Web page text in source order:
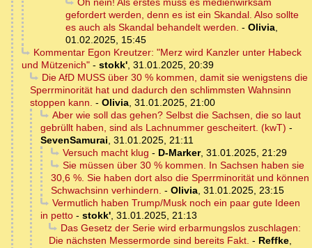
Oh nein! Als erstes muss es medienwirksam
gefordert werden, denn es ist ein Skandal. Also sollte
es auch als Skandal behandelt werden. - Olivia,
01.02.2025, 15:45
Kommentar Egon Kreutzer: "Merz wird Kanzler unter Habeck
und Mützenich" - stokk', 31.01.2025, 20:39
Die AfD MUSS über 30 % kommen, damit sie wenigstens die
Sperrminorität hat und dadurch den schlimmsten Wahnsinn
stoppen kann. - Olivia, 31.01.2025, 21:00
Aber wie soll das gehen? Selbst die Sachsen, die so laut
gebrüllt haben, sind als Lachnummer gescheitert. (kwT) -
SevenSamurai, 31.01.2025, 21:11
Versuch macht klug - D-Marker, 31.01.2025, 21:29
Sie müssen über 30 % kommen. In Sachsen haben sie
30,6 %. Sie haben dort also die Sperrminorität und können
Schwachsinn verhindern. - Olivia, 31.01.2025, 23:15
Vermutlich haben Trump/Musk noch ein paar gute Ideen
in petto - stokk', 31.01.2025, 21:13
Das Gesetz der Serie wird erbarmungslos zuschlagen:
Die nächsten Messermorde sind bereits Fakt. - Reffke,